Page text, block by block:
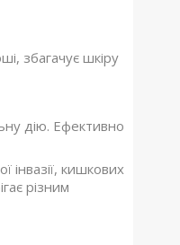
збагачує шкіру
дію. Ефективно
інвазії, кишкових
різним